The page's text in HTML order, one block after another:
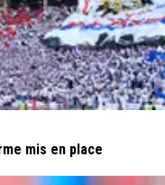
mis en place